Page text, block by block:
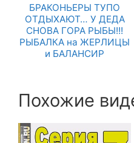
БРАКОНЬЕРЫ ТУПО
ОТДЫХАЮТ… У ДЕДА
СНОВА ГОРА РЫБЫ!!!
РЫБАЛКА на ЖЕРЛИЦЫ
и БАЛАНСИР
Похожие